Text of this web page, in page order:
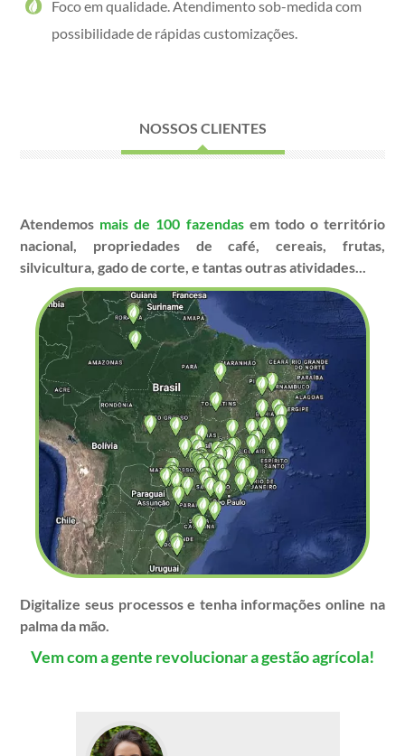
Foco em qualidade. Atendimento sob-medida com
possibilidade de rápidas customizações.
NOSSOS CLIENTES
Atendemos mais de 100 fazendasem todo o território
nacional, propriedades de café, cereais, frutas,
silvicultura, gado de corte, e tantas outras atividades...
Digitalize seus processos e tenha informações online na
palma da mão.
Vem com a gente revolucionar a gestão agrícola!